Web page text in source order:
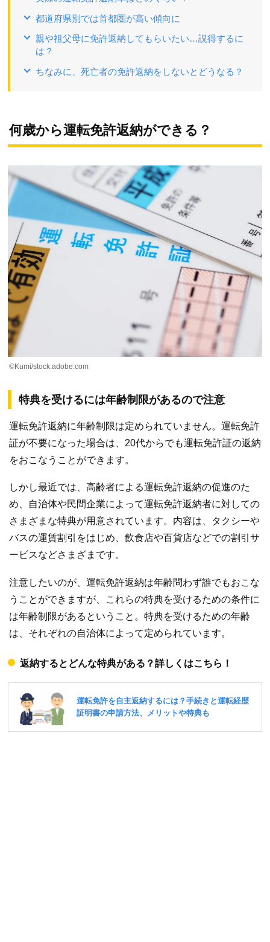
都道府県別では首都圏が高い傾向に
親や祖父母に免許返納してもらいたい…説得するに
は？
ちなみに、死亡者の免許返納をしないとどうなる？
何歳から運転免許返納ができる？
©Kumi/stock.adobe.com
特典を受けるには年齢制限があるので注意
運転免許返納に年齢制限は定められていません。運転免許
証が不要になった場合は、20代からでも運転免許証の返納
をおこなうことができます。
しかし最近では、高齢者による運転免許返納の促進のた
め、自治体や民間企業によって運転免許返納者に対しての
さまざまな特典が用意されています。内容は、タクシーや
バスの運賃割引をはじめ、飲食店や百貨店などでの割引サ
ービスなどさまざまです。
注意したいのが、運転免許返納は年齢問わず誰でもおこな
うことができますが、これらの特典を受けるための条件に
は年齢制限があるということ。特典を受けるための年齢
は、それぞれの自治体によって定められています。
返納するとどんな特典がある？詳しくはこちら！